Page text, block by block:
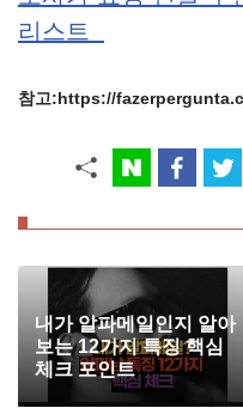
리스트
참고:https://
내가 알파메일인지 알아
보는 12가지 특징 핵심
체크 포인트